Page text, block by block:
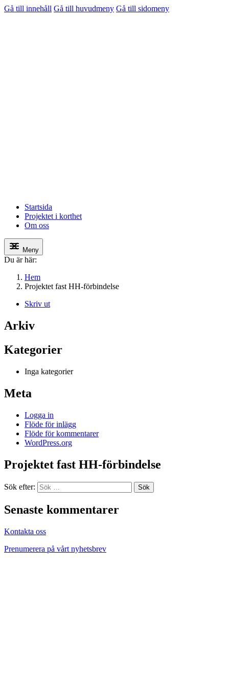
Gå till innehåll Gå till huvudmeny Gå till sidomeny
Startsida
Projektet i korthet
Om oss
Meny
Du är här:
Hem
Projektet fast HH-förbindelse
Skriv ut
Arkiv
Kategorier
Inga kategorier
Meta
Logga in
Flöde för inlägg
Flöde för kommentarer
WordPress.org
Projektet fast HH-förbindelse
Sök efter:
Senaste kommentarer
Kontakta oss
Prenumerera på vårt nyhetsbrev